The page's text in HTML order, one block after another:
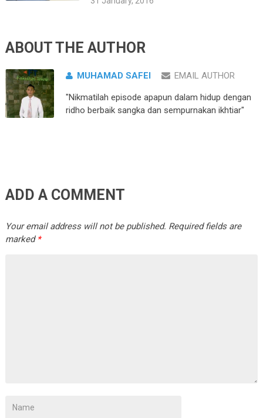
ABOUT THE AUTHOR
MUHAMAD SAFEI EMAIL AUTHOR
"Nikmatilah episode apapun dalam hidup dengan
ridho berbaik sangka dan sempurnakan ikhtiar"
ADD A COMMENT
Your email address will not be published. Required fields are
marked *